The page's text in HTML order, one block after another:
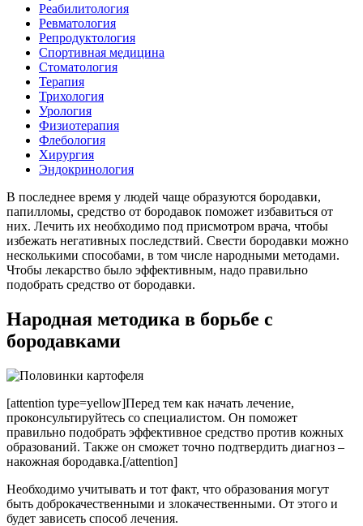
Реабилитология
Ревматология
Репродуктология
Спортивная медицина
Стоматология
Терапия
Трихология
Урология
Физиотерапия
Флебология
Хирургия
Эндокринология
В последнее время у людей чаще образуются бородавки,
папилломы, средство от бородавок поможет избавиться от
них. Лечить их необходимо под присмотром врача, чтобы
избежать негативных последствий. Свести бородавки можно
несколькими способами, в том числе народными методами.
Чтобы лекарство было эффективным, надо правильно
подобрать средство от бородавки.
Народная методика в борьбе с
бородавками
[attention type=yellow]Перед тем как начать лечение,
проконсультируйтесь со специалистом. Он поможет
правильно подобрать эффективное средство против кожных
образований. Также он сможет точно подтвердить диагноз –
накожная бородавка.[/attention]
Необходимо учитывать и тот факт, что образования могут
быть доброкачественными и злокачественными. От этого и
будет зависеть способ лечения.